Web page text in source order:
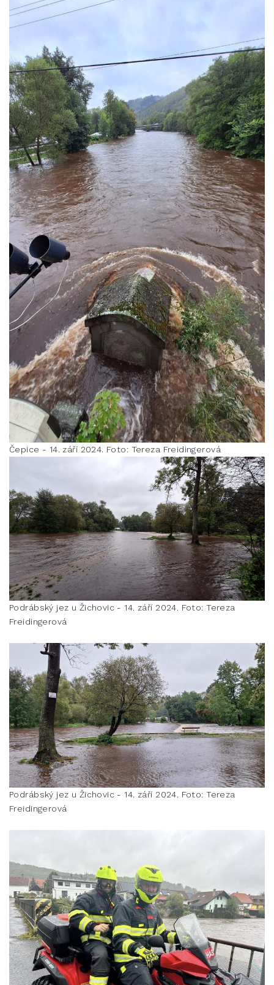
Čepice - 14. září 2024. Foto: Tereza Freidingerová
Podrábský jez u Žichovic - 14. září 2024. Foto: Tereza
Freidingerová
Podrábský jez u Žichovic - 14. září 2024. Foto: Tereza
Freidingerová